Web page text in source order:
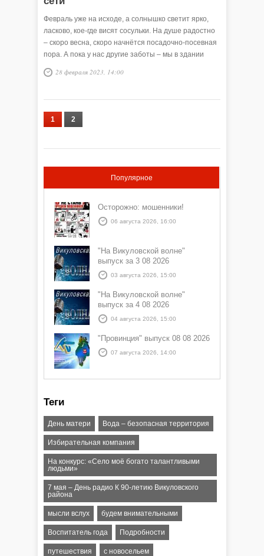
Февраль уже на исходе, а солнышко светит ярко,
ласково, кое-где висят сосульки. На душе радостно
– скоро весна, скоро начнётся посадочно-посевная
пора. А пока у нас другие заботы – мы в здании
Сартамской администрации вяжем маскировочные
сети.
28 февраля 2023, 14:00
1 2
Популярное
Осторожно: мошенники!
06 августа 2026, 16:00
"На Викуловской волне"
выпуск за 3 08 2026
03 августа 2026, 15:00
"На Викуловской волне"
выпуск за 4 08 2026
04 августа 2026, 15:00
"Провинция" выпуск 08 08 2026
07 августа 2026, 14:00
Теги
День матери Вода – безопасная территория
Избирательная компания
На конкурс: «Село моё богато талантливыми
людьми»
7 мая – День радио К 90-летию Викуловского
района
мысли вслух будем внимательными
Воспитатель года Подробности
путешествия с новосельем